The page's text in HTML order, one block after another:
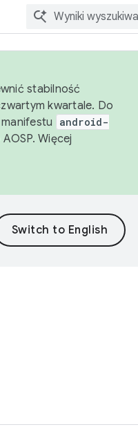
stabilność
kwartale. Do
manifestu
android-
Więcej